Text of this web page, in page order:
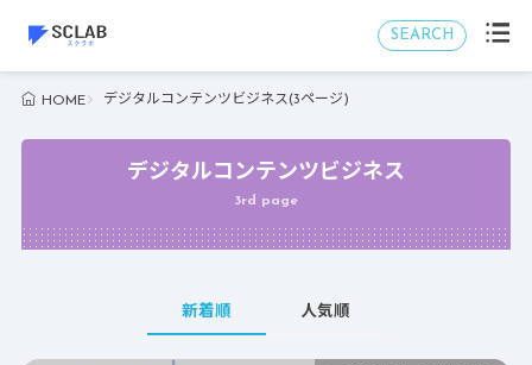
SEARCH
HOME デジタルコンテンツビジネス(3ページ)
デジタルコンテンツビジネス
3rd page
新着順 人気順